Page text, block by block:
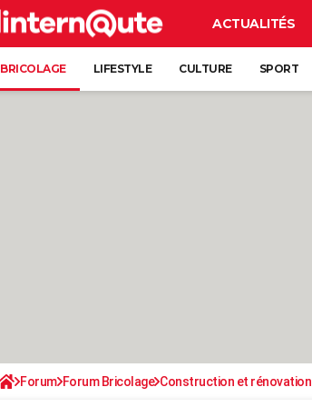
ACTUALITÉS
BRICOLAGE LIFESTYLE CULTURE SPORT
Forum Forum Bricolage Construction et rénovation